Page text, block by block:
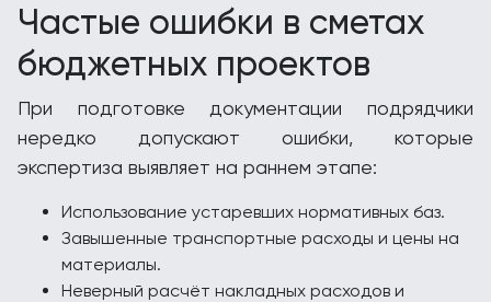
Частые ошибки в сметах
бюджетных проектов
При подготовке документации подрядчики
нередко допускают ошибки, которые
экспертиза выявляет на раннем этапе:
Использование устаревших нормативных баз.
Завышенные транспортные расходы и цены на
материалы.
Неверный расчёт накладных расходов и